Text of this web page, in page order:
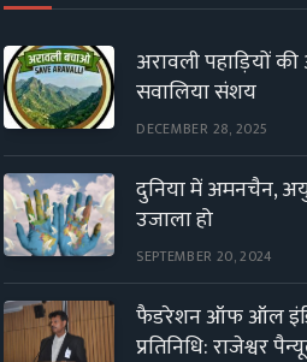
अरावली पहाड़ियों
सवालिया संशय
DECEMBER 28, 2025
दुनिया में अमनचैन,
उजाला हो
SEPTEMBER 20, 2024
फैडरेशन ऑफ ऑल
प्रतिनिधि: राजेश्वर